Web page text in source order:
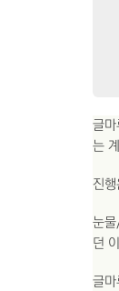
글
는
진행
눈
던
글